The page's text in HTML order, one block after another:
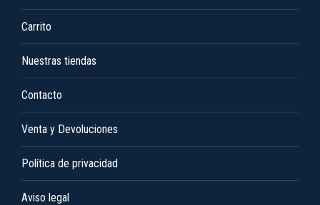
Carrito
Nuestras tiendas
Contacto
Venta y Devoluciones
Política de privacidad
Aviso legal